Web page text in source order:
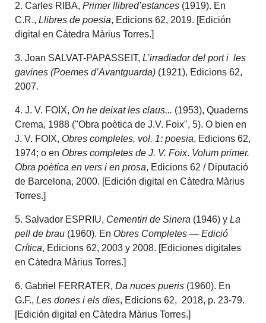
2. Carles RIBA,Primer llibred’estances (1919). En
C.R.,Llibres de poesia, Edicions 62, 2019. [Edición
digital en Càtedra Màrius Torres.]
3. Joan SALVAT-PAPASSEIT,L’irradiador del port i les
gavines (Poemes d’Avantguarda) (1921), Edicions 62,
2007.
4. J. V. FOIX, On he deixat les claus... (1953), Quaderns
Crema, 1988 ("Obra poètica de J.V. Foix", 5). O bien en
J. V. FOIX, Obres completes, vol. 1: poesia, Edicions 62,
1974; o en Obres completes de J. V. Foix. Volum primer.
Obra poètica en vers i en prosa, Edicions 62 / Diputació
de Barcelona, 2000. [Edición digital en Càtedra Màrius
Torres.]
5. Salvador ESPRIU, Cementiri de Sinera (1946) yLa
pell de brau (1960). En Obres Completes — Edició
Crítica, Edicions 62, 2003 y 2008. [Ediciones digitales
en Càtedra Màrius Torres.]
6. Gabriel FERRATER,Da nuces pueris (1960). En
G.F.,Les dones i els dies, Edicions 62, 2018, p. 23-79.
[Edición digital en Càtedra Màrius Torres.]